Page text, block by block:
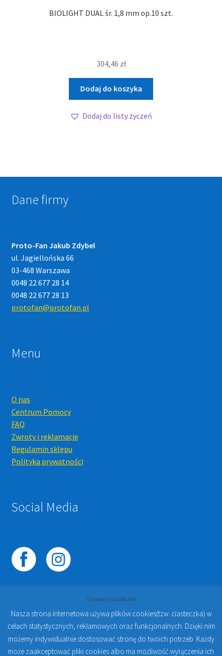
BIOLIGHT DUAL śr. 1,8 mm op.10 szt.
304,46 zł
Dodaj do koszyka
Dodaj do listy życzeń
Dane firmy
Proto-Fan Jakub Zdybel
ul. Jagiellońska 66
03-468 Warszawa
0048 22 677 28 14
0048 22 677 28 13
protofan@protofan.pl
Menu
O nas
Centrum Pomocy
FAQ
Zwroty i reklamacje
Regulamin sklepu
Polityka prywatności
Social Media
© 2023PROTO-FAN | Sklep Stomatologiczny Online i
Kursy Online Warszawa- Sklep stomatologiczny w
Warszawie | Jakub Zdybel Proto-Fan
Używamy ciasteczek
Nasza strona internetowa używa plików cookies(tzw. ciasteczka) w
celach statystycznych, reklamowych oraz funkcjonalnych. Dzięki nim
możemy indywidualnie dostosować stronę do twoich potrzeb. Każdy
może zaakceptować pliki cookies albo ma możliwość wyłączenia ich